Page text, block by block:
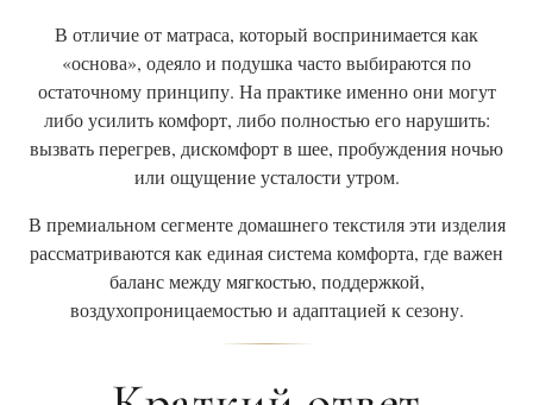
В отличие от матраса, который воспринимается как
«основа», одеяло и подушка часто выбираются по
остаточному принципу. На практике именно они могут
либо усилить комфорт, либо полностью его нарушить:
вызвать перегрев, дискомфорт в шее, пробуждения ночью
или ощущение усталости утром.
В премиальном сегменте домашнего текстиля эти изделия
рассматриваются как единая система комфорта, где важен
баланс между мягкостью, поддержкой,
воздухопроницаемостью и адаптацией к сезону.